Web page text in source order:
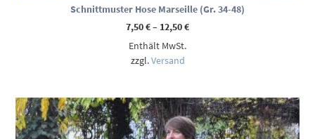
Schnittmuster Hose Marseille (Gr. 34-48)
7,50€– 12,50€Preisspanne:
Enthält MwSt.
zzgl.Versand